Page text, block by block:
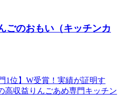
のおもい（キッチンカ
1位】W受賞！実績が証明す
高収益りんごあめ専門キッチン